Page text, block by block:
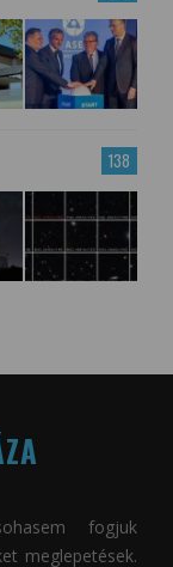
138
fogjuk
meglepetések.